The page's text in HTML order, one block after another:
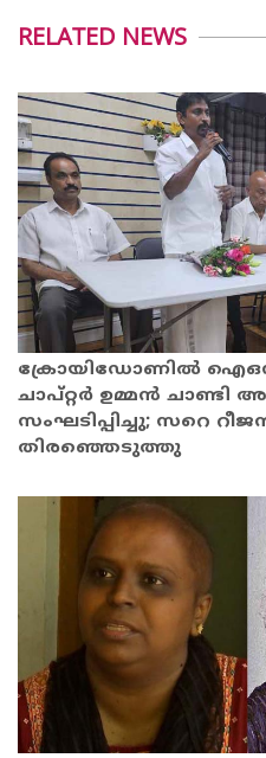
RELATED NEWS
ക്രോയിഡോണിൽ
ചാപ്റ്റർ ഉമ്മൻ
സംഘടിപ്പിച്ചു; സറെ
തിരഞ്ഞെടുത്തു